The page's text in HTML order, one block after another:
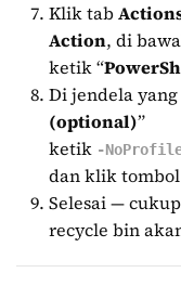
Klik tab
Action, di
ketik “
Di jendela
(optional)”
ketik -
dan klik tombol
Selesai —
recycle bin